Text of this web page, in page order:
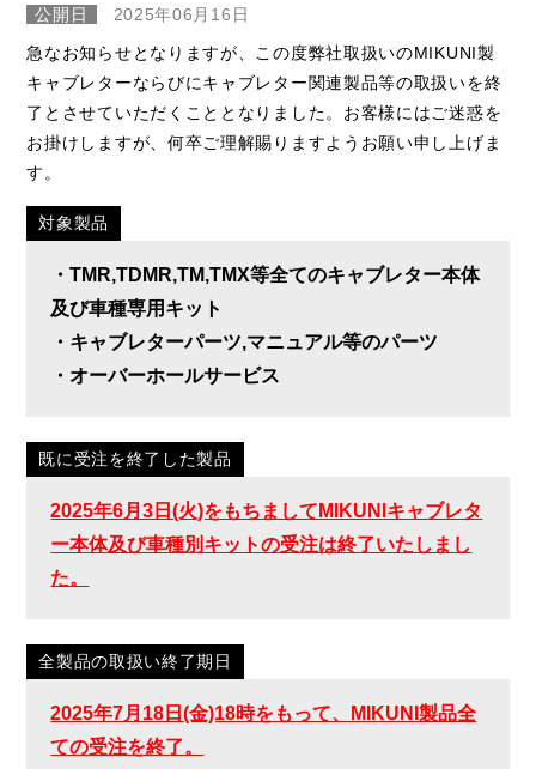
公開日
2025年06月16日
急なお知らせとなりますが、この度弊社取扱いのMIKUNI製
キャブレターならびにキャブレター関連製品等の取扱いを終
了とさせていただくこととなりました。お客様にはご迷惑を
お掛けしますが、何卒ご理解賜りますようお願い申し上げま
す。
対象製品
・TMR,TDMR,TM,TMX等全てのキャブレター本体
及び車種専用キット
・キャブレターパーツ,マニュアル等のパーツ
・オーバーホールサービス
既に受注を終了した製品
2025年6月3日(火)をもちましてMIKUNIキャブレタ
ー本体及び車種別キットの受注は終了いたしまし
た。
全製品の取扱い終了期日
2025年7月18日(金)18時をもって、MIKUNI製品全
ての受注を終了。